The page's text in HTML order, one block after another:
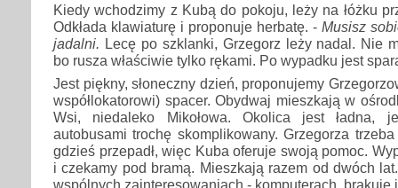
Kiedy wchodzimy z Kubą do pokoju, leży na łóżku
Odkłada klawiaturę i proponuje herbatę. - Musisz
jadalni. Lecę po szklanki, Grzegorz leży nadal. Nie
bo rusza właściwie tylko rękami. Po wypadku jest
Jest piękny, słoneczny dzień, proponujemy
współlokatorowi) spacer. Obydwaj mieszkają w
Wsi, niedaleko Mikołowa. Okolica jest ładna,
autobusami trochę skomplikowany. Grzegorza
gdzieś przepadł, więc Kuba oferuje swoją pomoc.
i czekamy pod bramą. Mieszkają razem od dwóch
wspólnych zainteresowaniach - komputerach, brakuje